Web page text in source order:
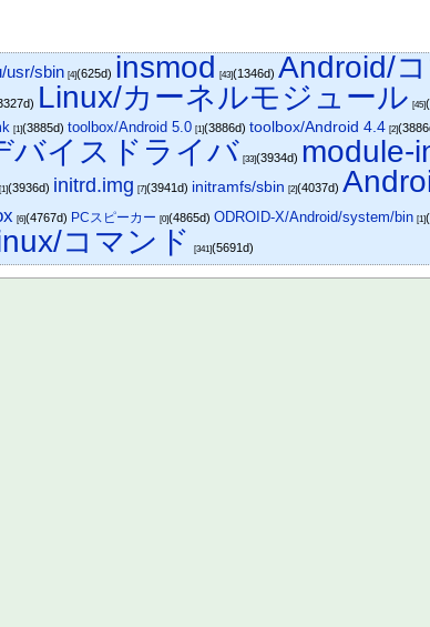
usr/sbin [4](625d) insmod [43](1346d)Android/
Linux/カーネルモジュール [45]
[1](3885d)toolbox/Android 5.0 [1](3886d)toolbox/Android 4.4 [2]
バイスドライバ [33](3934d) module-
[1](3936d) initrd.img [7](3941d) initramfs/sbin [2](4037d)
[6](4767d) PCスピーカー [0](4865d)ODROID-X/Android/system/bin [1]
コマンド [341](5691d)